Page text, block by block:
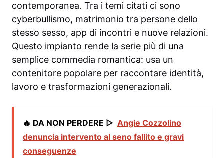
contemporanea. Tra i temi citati ci sono
cyberbullismo, matrimonio tra persone dello
stesso sesso, app di incontri e nuove relazioni.
Questo impianto rende la serie più di una
semplice commedia romantica: usa un
contenitore popolare per raccontare identità,
lavoro e trasformazioni generazionali.
🔥 DA NON PERDERE ▷ Angie Cozzolino
denuncia intervento al seno fallito e gravi
conseguenze